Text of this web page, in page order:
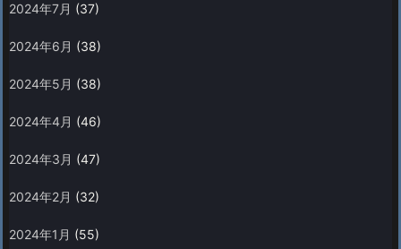
2024年7月 (37)
2024年6月 (38)
2024年5月 (38)
2024年4月 (46)
2024年3月 (47)
2024年2月 (32)
2024年1月 (55)